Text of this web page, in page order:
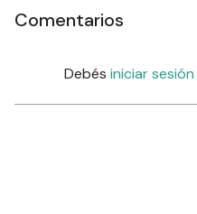
Comentarios
Debés iniciar sesión